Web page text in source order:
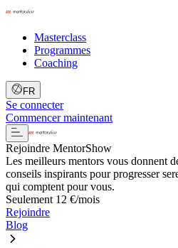
Masterclass
Programmes
Coaching
FR
Se connecter
Commencer maintenant
Rejoindre MentorShow
Les meilleurs mentors vous donnent
conseils inspirants pour progresser
qui comptent pour vous.
Seulement 12 €/mois
Rejoindre
Blog